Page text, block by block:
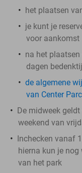
het plaatsen
je kunt je
voor aankomst
na het plaatsen
dagen
de algemene
van Center
De midweek
weekend van
Inchecken vanaf
hierna kun je
van het park